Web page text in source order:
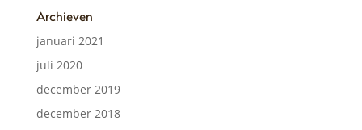
Archieven
januari 2021
juli 2020
december 2019
december 2018